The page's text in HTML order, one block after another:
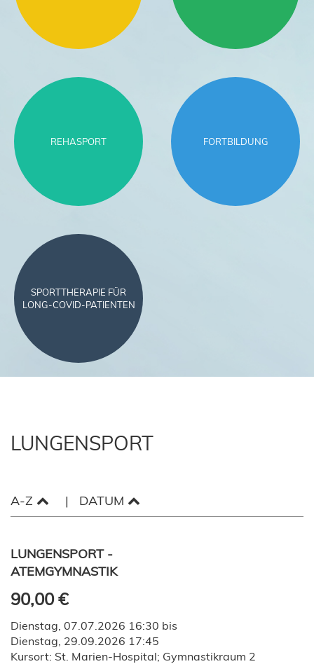
REHASPORT FORTBILDUNG
SPORTTHERAPIE FÜR
LONG-COVID-PATIENTEN
LUNGENSPORT
A-Z DATUM
LUNGENSPORT -
ATEMGYMNASTIK
90,00 €
Dienstag, 07.07.2026 16:30 bis
Dienstag, 29.09.2026 17:45
Kursort: St. Marien-Hospital; Gymnastikraum 2